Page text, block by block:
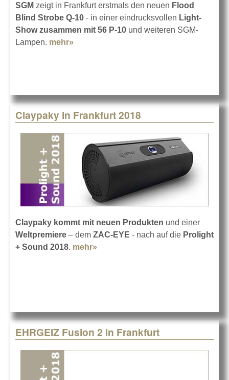
SGM zeigt in Frankfurt erstmals den neuen Flood
Blind Strobe Q-10 - in einer eindrucksvollen Light-
Show zusammen mit 56 P-10 und weiteren SGM-
Lampen. mehr»
Claypaky in Frankfurt 2018
Claypaky kommt mit neuen Produkten und einer
Weltpremiere – dem ZAC-EYE - nach auf die Prolight
+ Sound 2018. mehr»
EHRGEIZ Fusion 2 in Frankfurt